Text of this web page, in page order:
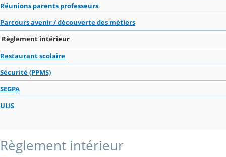
Réunions parents professeurs
Parcours avenir / découverte des métiers
Règlement intérieur
Restaurant scolaire
Sécurité (PPMS)
SEGPA
ULIS
Règlement intérieur